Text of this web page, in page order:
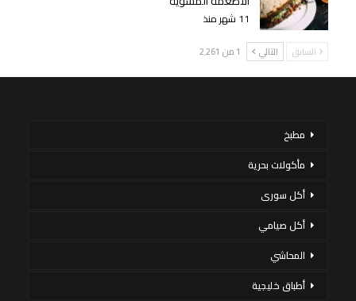
11 شهر منذ
السابق التالي 1 من 2٬261
مطبخ
مأكولات بحرية
أكل سورى
أكل صيامي
المحاشي
أطباق خليجية